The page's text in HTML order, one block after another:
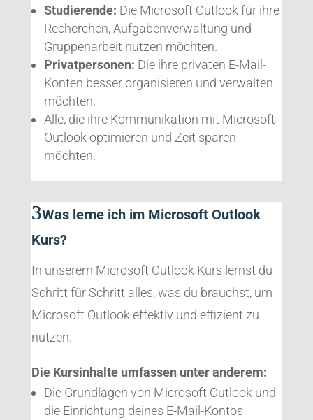
Studierende: Die Microsoft Outlook für ihre
Recherchen, Aufgabenverwaltung und
Gruppenarbeit nutzen möchten.
Privatpersonen: Die ihre privaten E-Mail-
Konten besser organisieren und verwalten
möchten.
Alle, die ihre Kommunikation mit Microsoft
Outlook optimieren und Zeit sparen
möchten.
Was lerne ich im Microsoft Outlook
Kurs?
In unserem Microsoft Outlook Kurs lernst du
Schritt für Schritt alles, was du brauchst, um
Microsoft Outlook effektiv und effizient zu
nutzen.
Die Kursinhalte umfassen unter anderem:
Die Grundlagen von Microsoft Outlook und
die Einrichtung deines E-Mail-Kontos